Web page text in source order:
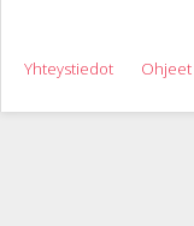
Yhteystiedot Ohjeet